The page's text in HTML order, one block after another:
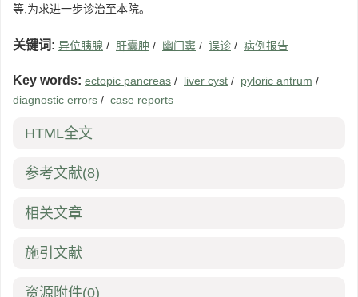
等,为求进一步诊治至本院。
关键词: 异位胰腺 / 肝囊肿 / 幽门窦 / 误诊 / 病例报告
Key words: ectopic pancreas / liver cyst / pyloric antrum /
diagnostic errors / case reports
HTML全文
参考文献(8)
相关文章
施引文献
资源附件(0)